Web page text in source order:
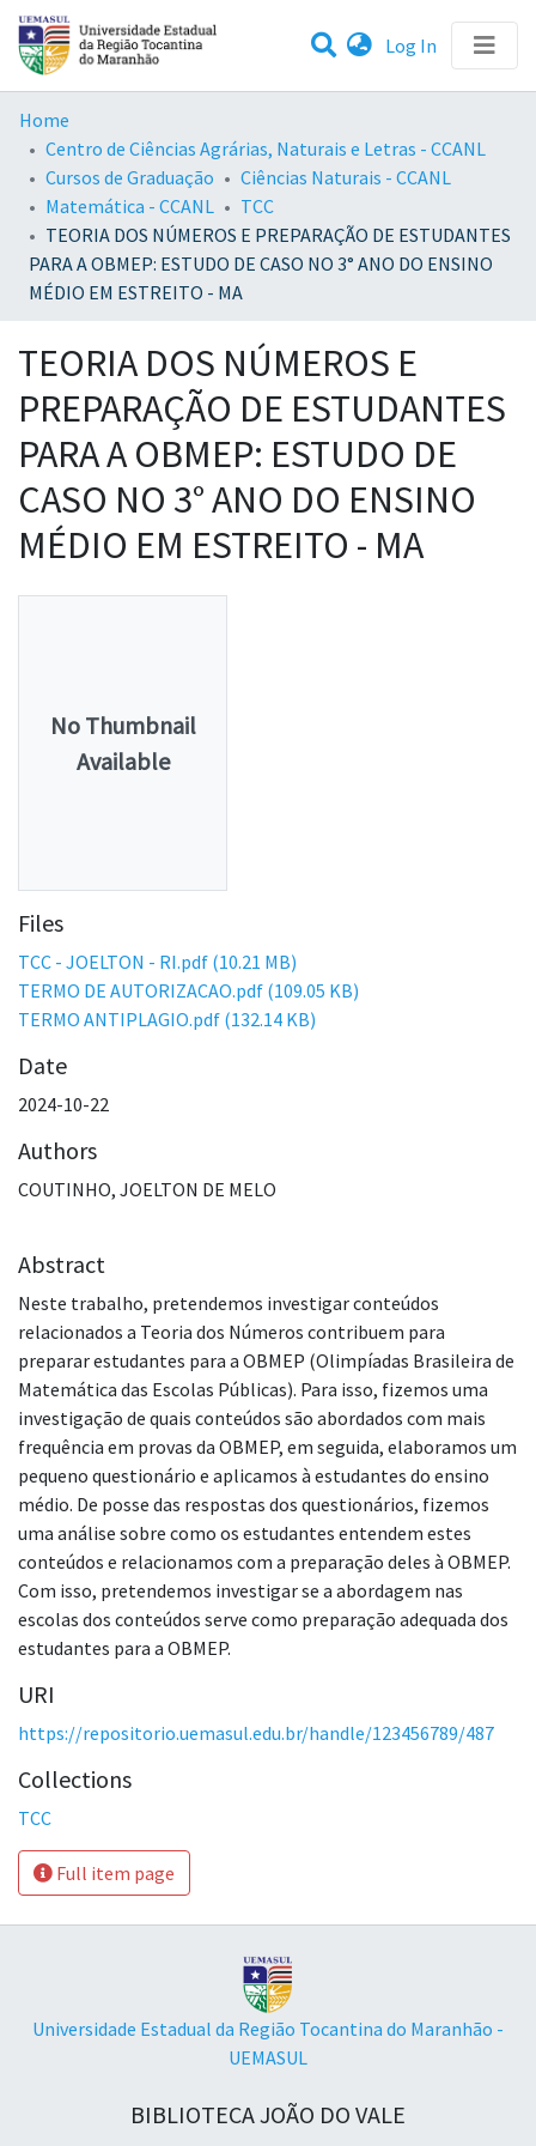
Log In (current)
Statistics
Communities & Collections
All of DSpace
Home
Centro de Ciências Agrárias, Naturais e Letras - CCANL
Cursos de Graduação
Ciências Naturais - CCANL
Matemática - CCANL
TCC
TEORIA DOS NÚMEROS E PREPARAÇÃO DE ESTUDANTES
PARA A OBMEP: ESTUDO DE CASO NO 3° ANO DO ENSINO
MÉDIO EM ESTREITO - MA
TEORIA DOS NÚMEROS E
PREPARAÇÃO DE ESTUDANTES
PARA A OBMEP: ESTUDO DE
CASO NO 3° ANO DO ENSINO
MÉDIO EM ESTREITO - MA
No Thumbnail
Available
Files
TCC - JOELTON - RI.pdf (10.21 MB)
TERMO DE AUTORIZACAO.pdf (109.05 KB)
TERMO ANTIPLAGIO.pdf (132.14 KB)
Date
2024-10-22
Authors
COUTINHO, JOELTON DE MELO
Abstract
Neste trabalho, pretendemos investigar conteúdos
relacionados a Teoria dos Números contribuem para
preparar estudantes para a OBMEP (Olimpíadas Brasileira de
Matemática das Escolas Públicas). Para isso, fizemos uma
investigação de quais conteúdos são abordados com mais
frequência em provas da OBMEP, em seguida, elaboramos um
pequeno questionário e aplicamos à estudantes do ensino
médio. De posse das respostas dos questionários, fizemos
uma análise sobre como os estudantes entendem estes
conteúdos e relacionamos com a preparação deles à OBMEP.
Com isso, pretendemos investigar se a abordagem nas
escolas dos conteúdos serve como preparação adequada dos
estudantes para a OBMEP.
URI
https://repositorio.uemasul.edu.br/handle/123456789/487
Collections
TCC
Full item page
Universidade Estadual da Região Tocantina do Maranhão -
UEMASUL
BIBLIOTECA JOÃO DO VALE